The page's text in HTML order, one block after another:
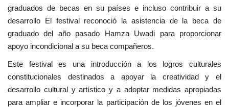
vídeos
Los colaboradores
Los patrocinios
Galería
graduados de becas en su países e incluso contribuir a su
desarrollo El festival reconoció la asistencia de la beca de
graduado del año pasado Hamza Uwadi para proporcionar
apoyo incondicional a su beca compañeros.
Este festival es una introducción a los logros culturales
constitucionales destinados a apoyar la creatividad y el
desarrollo cultural y artístico y a adoptar medidas apropiadas
para ampliar e incorporar la participación de los jóvenes en el